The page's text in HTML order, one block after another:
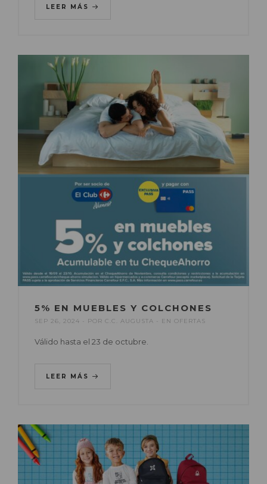
LEER MÁS
5% EN MUEBLES Y COLCHONES
SEP 26, 2024 POR C.C. AUGUSTA EN OFERTAS
Válido hasta el 23 de octubre.
LEER MÁS